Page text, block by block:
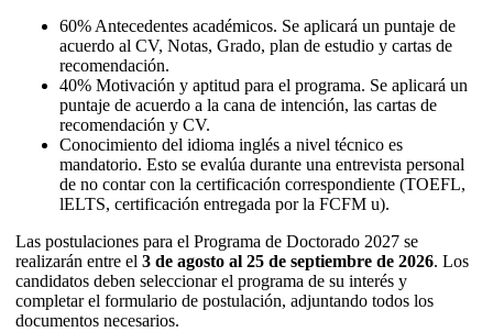
60% Antecedentes académicos. Se aplicará un puntaje de
acuerdo al CV, Notas, Grado, plan de estudio y cartas de
recomendación.
40% Motivación y aptitud para el programa. Se aplicará un
puntaje de acuerdo a la cana de intención, las cartas de
recomendación y CV.
Conocimiento del idioma inglés a nivel técnico es
mandatorio. Esto se evalúa durante una entrevista personal
de no contar con la certificación correspondiente (TOEFL,
lELTS, certificación entregada por la FCFM u).
Las postulaciones para el Programa de Doctorado 2027 se
realizarán entre el3 de agosto al 25 de septiembre de 2026. Los
candidatos deben seleccionar el programa de su interés y
completar el formulario de postulación, adjuntando todos los
documentos necesarios.